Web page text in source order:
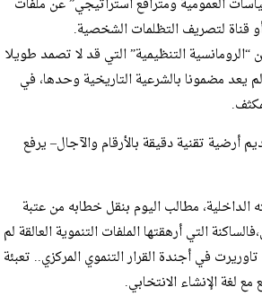
العمومية ومترافع استراتيجي” عن ملفات
قناة لتصريف التظلمات الشخصية.
“الرومانسية التنظيمية” التي قد لا تصمد طويلا
يعد مضمونا بالشرعية التاريخية وحدها، في
تقنية دقيقة بالأرقام والآجال– يرفع
الداخلية، مطالب اليوم بنقل خطابه من عتبة
التي أرهقتها الملفات التنموية العالقة لم
في أجندة القرار التنموي المركزي.. تعبئة
الإنشاء الانتخابي.